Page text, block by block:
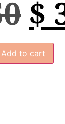
$
Add to cart